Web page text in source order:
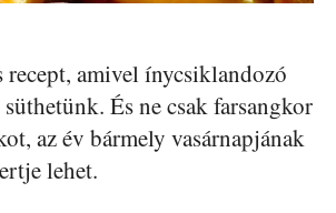
recept, amivel ínycsiklandozó
És ne csak farsangkor
az év bármely vasárnapjának
lehet.